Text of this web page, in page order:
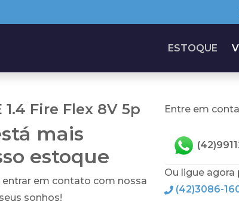
ESTOQUE
Fire Flex 8V 5p
mais
estoque
em contato com nossa
sonhos!
Entre em
Ou ligue agora
(42)3086-